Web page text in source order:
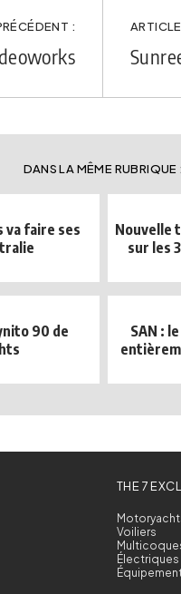
:
DANS LA MÊME RUBRIQUE :
va faire ses
Nouvelle
sur les
90 de
SAN :
THE 7
Voiliers
Électriques